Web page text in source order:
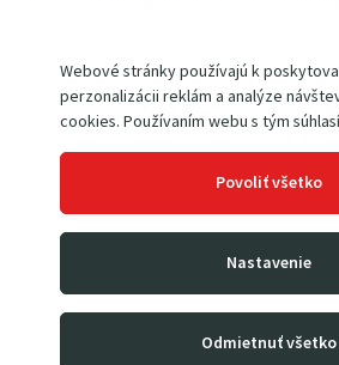
Webové stránky používajú k
perzonalizácii reklám a analýze
cookies. Používaním webu s tým
Povoliť všetko
Nastavenie
Odmietnuť všetko
pohodlné madlo
rozmer koša 600×400 mm
český výrobok
biele(nešpiniace) gumové kolesá 285
11250€
38